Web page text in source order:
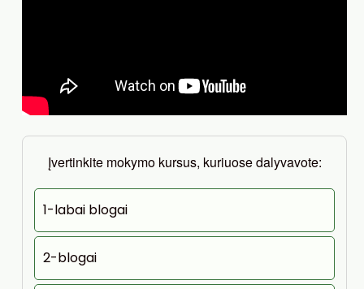
Įvertinkite mokymo kursus, kuriuose dalyvavote:
1-labai blogai
2-blogai